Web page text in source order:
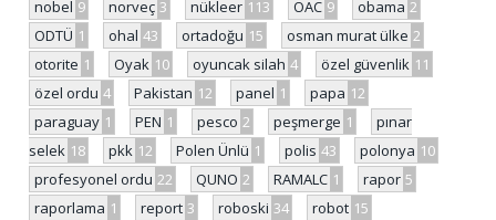
nobel 9 norveç 3 nükleer 113 OAC 9 obama 2
ODTÜ 1 ohal 43 ortadoğu 15 osman murat ülke 2
otorite 1 Oyak 10 oyuncak silah 4 özel güvenlik 11
özel ordu 4 Pakistan 12 panel 1 papa 12
paraguay 1 PEN 1 pesco 2 peşmerge 1
pınar
selek 18 pkk 12 Polen Ünlü 1 polis 43 polonya 10
profesyonel ordu 22 QUNO 2 RAMALC 1 rapor 5
raporlama 1 report 3 roboski 34 robot 15